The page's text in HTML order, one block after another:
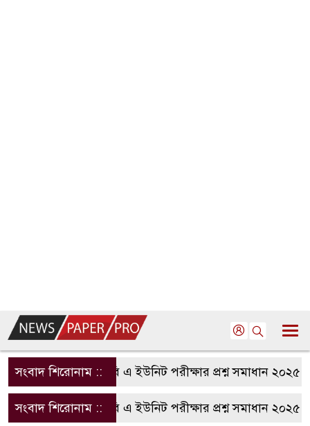
সংবাদ শিরোনাম ::রাবি এ ইউনিট পরীক্ষার প্রশ্ন সমাধান ২০২৫ |
সংবাদ শিরোনাম ::রাবি এ ইউনিট পরীক্ষার প্রশ্ন সমাধান ২০২৫ |